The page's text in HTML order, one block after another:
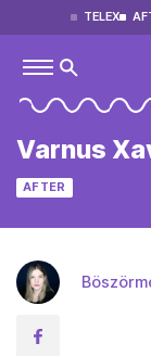
TELEX
Varnus
AFTER